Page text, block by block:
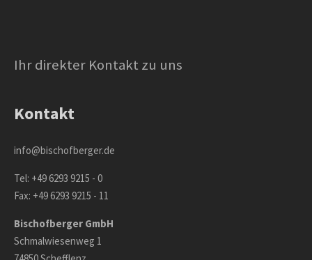
Ihr direkter Kontakt zu uns
Kontakt
info@bischofberger.de
Tel: +49 6293 9215 - 0
Fax: +49 6293 9215 - 11
Bischofberger GmbH
Schmalwiesenweg 1